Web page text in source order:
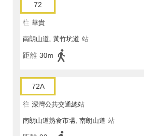
72
往 華貴
南朗山道, 黃竹坑道 站
距離 30m
72A
往 深灣公共交通總站
南朗山道熟食市場, 南朗山道 站